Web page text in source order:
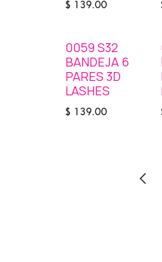
$ 139.00
SOLD OUT
0059 S32
BANDEJA 6
PARES 3D
LASHES
$ 139.00